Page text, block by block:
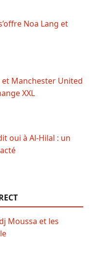
Noa Lang et
et Manchester United
XXL
oui à Al-Hilal : un
Moussa et les